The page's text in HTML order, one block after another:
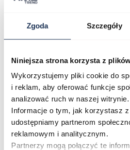
Zgoda Szczegóły
Niniejsza strona korzysta z
Wykorzystujemy pliki cookie do
i reklam, aby oferować funkcje
analizować ruch w naszej witrynie.
Informacje o tym, jak korzystasz
udostępniamy partnerom
reklamowym i analitycznym.
Partnerzy mogą połączyć te
Płatność i dostawa
Najczęściej
Poruszanie się po elementach
Naciśnij, aby pominąć karuzelę
Naciśnij, aby przejść do nawigacji